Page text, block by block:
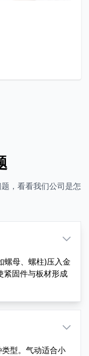
，看看我们公司是怎
螺母、螺柱)压入金
紧固件与板材形成
型。气动适合小